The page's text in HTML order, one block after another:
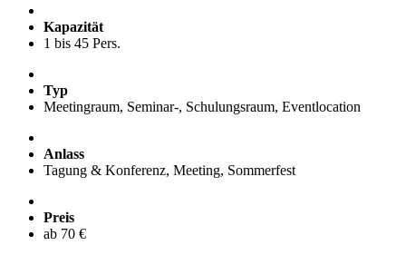
Kapazität
1 bis 45 Pers.
Typ
Meetingraum, Seminar-, Schulungsraum, Eventlocation
Anlass
Tagung & Konferenz, Meeting, Sommerfest
Preis
ab 70 €